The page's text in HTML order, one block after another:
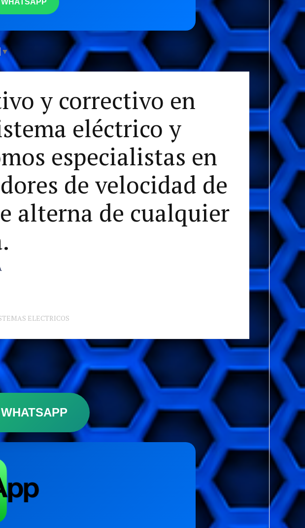
WHATSAPP
▼
y correctivo en
eléctrico y
especialistas en
de velocidad de
alterna de cualquier
ELECTRICOS